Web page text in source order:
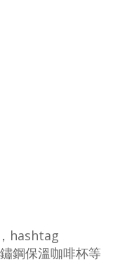
hashtag
鋼保溫咖啡杯等